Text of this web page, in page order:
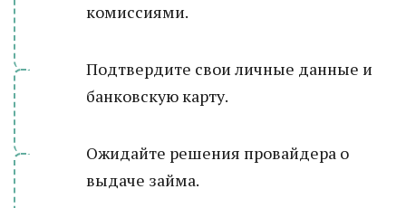
комиссиями.
Подтвердите свои личные данные и
банковскую карту.
Ожидайте решения провайдера о
выдаче займа.